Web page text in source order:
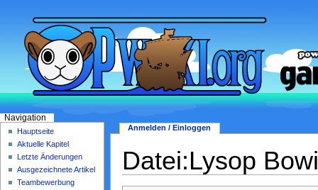
Datei:Lysop
Anmelden / Einloggen
Navigation
Hauptseite
Aktuelle Kapitel
Letzte Änderungen
Ausgezeichnete Artikel
Teambewerbung